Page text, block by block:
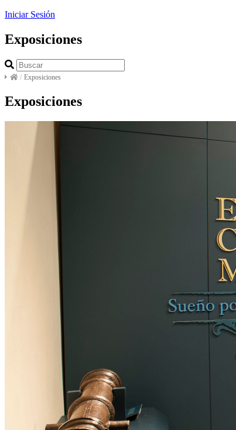
Iniciar Sesión
Exposiciones
/ Exposiciones
Exposiciones